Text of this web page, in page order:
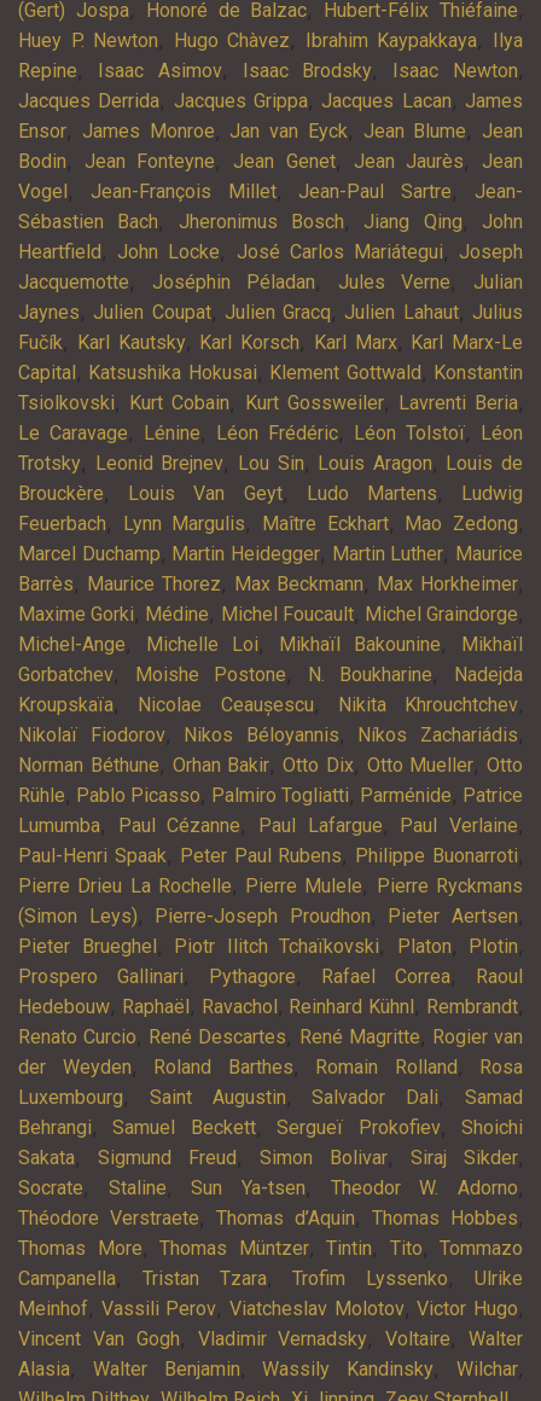
(Gert) Jospa, Honoré de Balzac, Hubert-Félix Thiéfaine,
Huey P. Newton, Hugo Chàvez, Ibrahim Kaypakkaya,
Ilya
Repine, Isaac Asimov, Isaac Brodsky, Isaac Newton,
Jacques Derrida, Jacques Grippa, Jacques Lacan, James
Ensor, James Monroe, Jan van Eyck, Jean Blume, Jean
Bodin, Jean Fonteyne, Jean Genet, Jean Jaurès, Jean
Vogel , Jean-François Millet, Jean-Paul Sartre, Jean-
Sébastien Bach, Jheronimus Bosch, Jiang Qing, John
Heartfield , John Locke, José Carlos Mariátegui, Joseph
Jacquemotte, Joséphin Péladan, Jules Verne, Julian
Jaynes, Julien Coupat, Julien Gracq, Julien Lahaut, Julius
Fučík, Karl Kautsky, Karl Korsch, Karl Marx, Karl Marx-Le
Capital , Katsushika Hokusai, Klement Gottwald , Konstantin
Tsiolkovski, Kurt Cobain, Kurt Gossweiler, Lavrenti Beria,
Le Caravage, Lénine, Léon Frédéric, Léon Tolstoï,
Léon
Trotsky, Leonid Brejnev, Lou Sin, Louis Aragon, Louis de
Brouckère, Louis Van Geyt, Ludo Martens,
Ludwig
Feuerbach, Lynn Margulis, Maître Eckhart, Mao Zedong,
Marcel Duchamp, Martin Heidegger, Martin Luther, Maurice
Barrès, Maurice Thorez, Max Beckmann, Max Horkheimer,
Maxime Gorki, Médine, Michel Foucault, Michel Graindorge,
Michel-Ange, Michelle Loi, Mikhaïl Bakounine,
Mikhaïl
Gorbatchev, Moishe Postone, N. Boukharine,
Nadejda
Kroupskaïa, Nicolae Ceaușescu, Nikita Khrouchtchev,
Nikolaï Fiodorov, Nikos Béloyannis, Níkos Zachariádis,
Norman Béthune, Orhan Bakir, Otto Dix, Otto Mueller, Otto
Rühle, Pablo Picasso, Palmiro Togliatti, Parménide, Patrice
Lumumba, Paul Cézanne, Paul Lafargue, Paul Verlaine,
Paul-Henri Spaak, Peter Paul Rubens, Philippe Buonarroti,
Pierre Drieu La Rochelle, Pierre Mulele,
Pierre Ryckmans
(Simon Leys), Pierre-Joseph Proudhon, Pieter Aertsen,
Pieter Brueghel , Piotr Ilitch Tchaïkovski, Platon, Plotin,
Prospero Gallinari, Pythagore, Rafael Correa,
Raoul
Hedebouw, Raphaël , Ravachol , Reinhard Kühnl , Rembrandt,
Renato Curcio, René Descartes, René Magritte, Rogier van
der Weyden, Roland Barthes, Romain Rolland ,
Rosa
Luxembourg, Saint Augustin,Salvador Dali,Samad
Behrangi,Samuel Beckett,Sergueï Prokofiev,Shoichi
Sakata, Sigmund Freud , Simon Bolivar, Siraj Sikder,
Socrate, Staline,Sun Ya-tsen, Theodor W. Adorno,
Théodore Verstraete, Thomas d’Aquin, Thomas Hobbes,
Thomas More, Thomas Müntzer, Tintin, Tito, Tommazo
Campanella, Tristan Tzara,Trofim Lyssenko,Ulrike
Meinhof, Vassili Perov,Viatcheslav Molotov,Victor Hugo,
Vincent Van Gogh, Vladimir Vernadsky,Voltaire,Walter
Alasia, Walter Benjamin,Wassily Kandinsky,Wilchar,